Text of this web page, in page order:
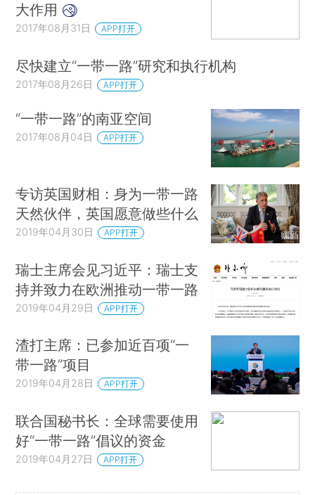
大作用
2017年08月31日 APP打开
尽快建立“一带一路”研究和执行机构
2017年08月26日 APP打开
“一带一路”的南亚空间
2017年08月04日 APP打开
专访英国财相：身为一带一路
天然伙伴，英国愿意做些什么
2019年04月30日 APP打开
瑞士主席会见习近平：瑞士支
持并致力在欧洲推动一带一路
2019年04月29日 APP打开
渣打主席：已参加近百项“一
带一路”项目
2019年04月28日 APP打开
联合国秘书长：全球需要使用
好“一带一路”倡议的资金
2019年04月27日 APP打开